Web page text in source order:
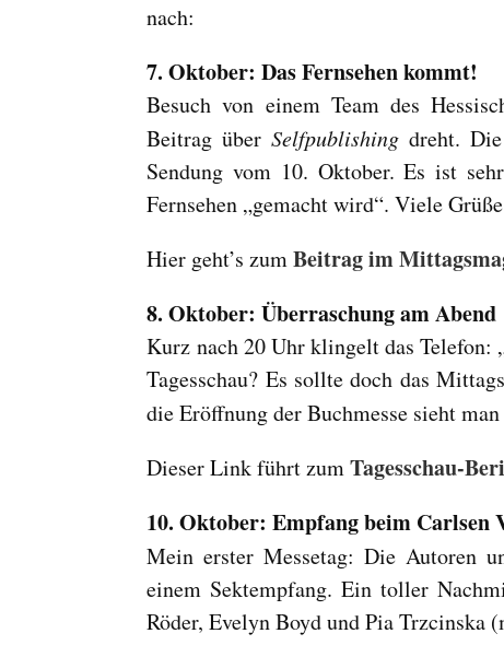
nach:
7. Oktober: Das Fernsehen kommt!
Besuch von einem Team des
Beitrag überSelfpublishing dreht.
Sendung vom 10. Oktober. Es ist
Fernsehen „gemacht wird“. Viele
Hier geht’s zumBeitrag im
8. Oktober: Überraschung am Abend
Kurz nach 20 Uhr klingelt das Telefon:
Tagesschau? Es sollte doch das
die Eröffnung der Buchmesse sieht
Dieser Link führt zumTagesschau-
10. Oktober: Empfang beim Carlsen
Mein erster Messetag: Die Autoren
einem Sektempfang. Ein toller
Röder, Evelyn Boyd und Pia Trzcinska